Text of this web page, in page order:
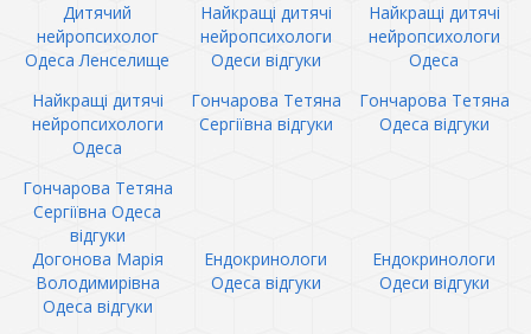
Дитячий
нейропсихолог
Одеса Ленселище
Найкращі дитячі
нейропсихологи
Одеси відгуки
Найкращі дитячі
нейропсихологи
Одеса
Найкращі дитячі
нейропсихологи
Одеса
Гончарова Тетяна
Сергіївна відгуки
Гончарова Тетяна
Одеса відгуки
Гончарова Тетяна
Сергіївна Одеса
відгуки
Догонова Марія
Володимирівна
Одеса відгуки
Ендокринологи
Одеса відгуки
Ендокринологи
Одеси відгуки